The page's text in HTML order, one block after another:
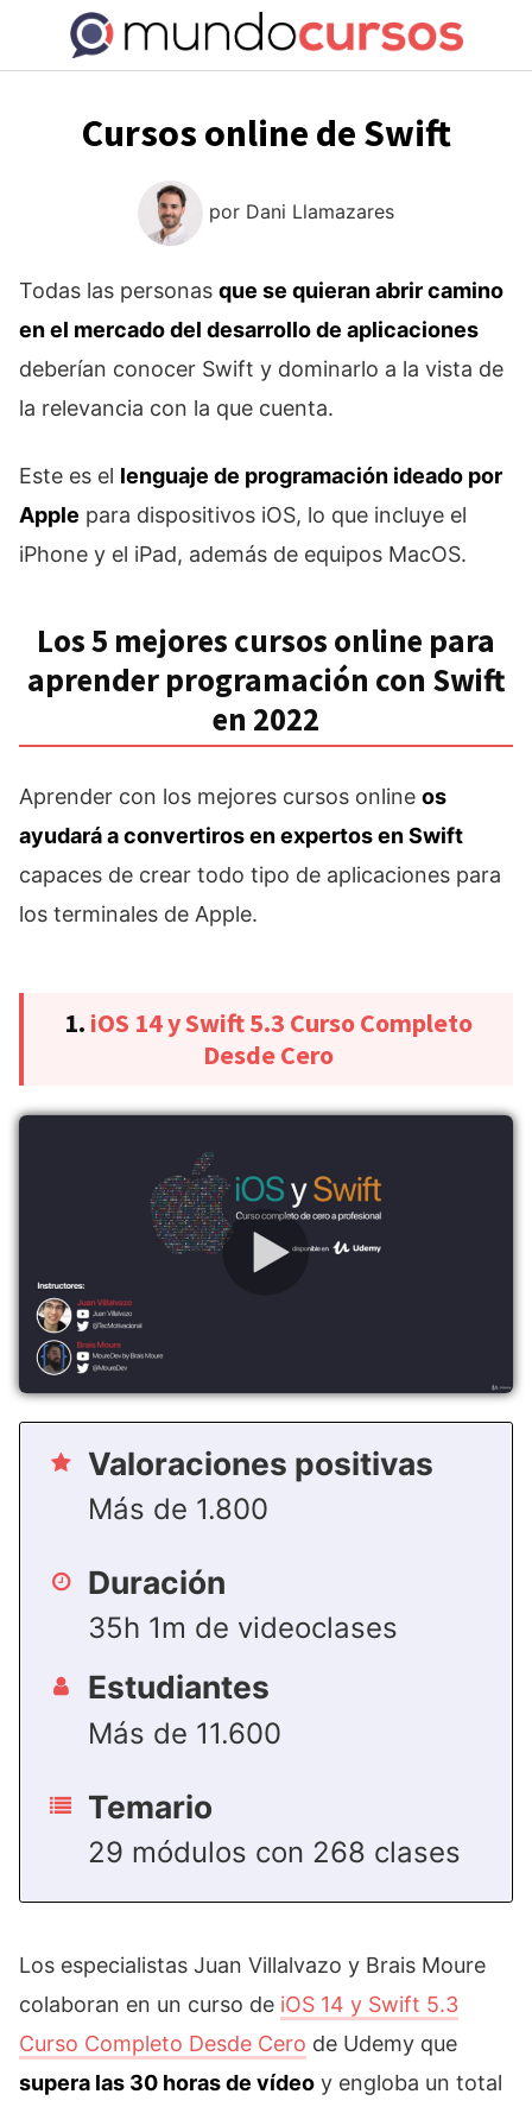
contenido
Cursos online de Swift
por Dani Llamazares
Todas las personas que se quieran abrir camino
en el mercado del desarrollo de aplicaciones
deberían conocer Swift y dominarlo a la vista de
la relevancia con la que cuenta.
Este es el lenguaje de programación ideado por
Apple para dispositivos iOS, lo que incluye el
iPhone y el iPad, además de equipos MacOS.
Los 5 mejores cursos online para
aprender programación con Swift
en 2022
Aprender con los mejores cursos online os
ayudará a convertiros en expertos en Swift
capaces de crear todo tipo de aplicaciones para
los terminales de Apple.
1. iOS 14 y Swift 5.3 Curso Completo
Desde Cero
Valoraciones positivas
Más de 1.800
Duración
35h 1m de videoclases
Estudiantes
Más de 11.600
Temario
29 módulos con 268 clases
Los especialistas Juan Villalvazo y Brais Moure
colaboran en un curso de iOS 14 y Swift 5.3
Curso Completo Desde Cero de Udemy que
supera las 30 horas de vídeo y engloba un total